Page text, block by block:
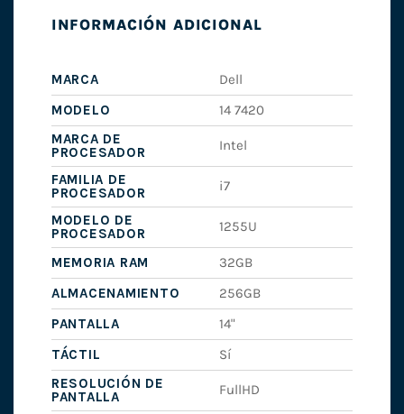
INFORMACIÓN ADICIONAL
MARCA
Dell
MODELO
14 7420
MARCA DE
PROCESADOR
Intel
FAMILIA DE
PROCESADOR
i7
MODELO DE
PROCESADOR
1255U
MEMORIA RAM
32GB
ALMACENAMIENTO
256GB
PANTALLA
14"
TÁCTIL
Sí
RESOLUCIÓN DE
PANTALLA
FullHD